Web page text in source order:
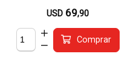
USD 69,90
Comprar